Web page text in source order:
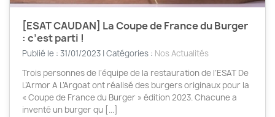
[ESAT CAUDAN] La Coupe de France du Burger
: c’est parti !
Publié le : 31/01/2023 | Catégories : Nos Actualités
Trois personnes de l’équipe de la restauration de l’ESAT De
L’Armor A L’Argoat ont réalisé des burgers originaux pour la
« Coupe de France du Burger » édition 2023. Chacune a
inventé un burger qu [...]